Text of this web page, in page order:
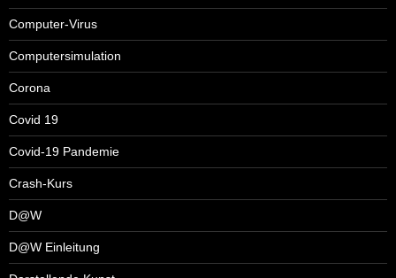
Computer-Virus
Computersimulation
Corona
Covid 19
Covid-19 Pandemie
Crash-Kurs
D@W
D@W Einleitung